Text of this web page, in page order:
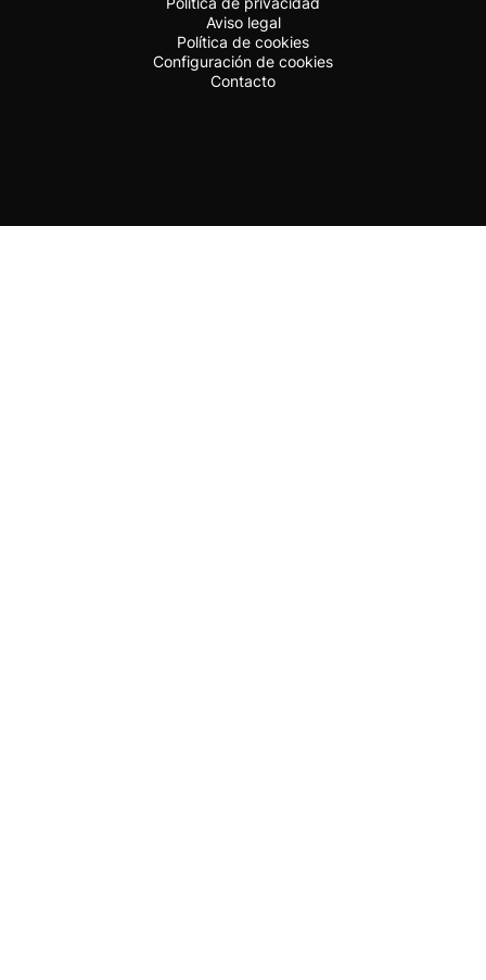
Aviso legal
Política de cookies
Configuración de cookies
Contacto